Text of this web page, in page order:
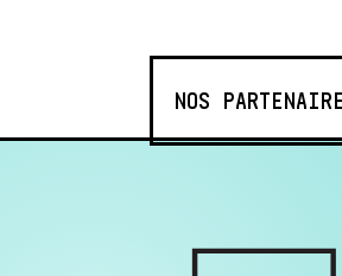
NOS